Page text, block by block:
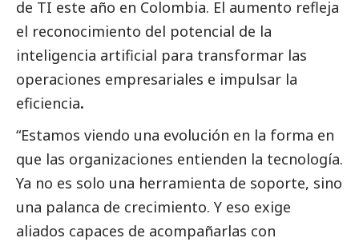
de TI este año en Colombia. El aumento refleja
el reconocimiento del potencial de la
inteligencia artificial para transformar las
operaciones empresariales e impulsar la
eficiencia.
“Estamos viendo una evolución en la forma en
que las organizaciones entienden la tecnología.
Ya no es solo una herramienta de soporte, sino
una palanca de crecimiento. Y eso exige
aliados capaces de acompañarlas con